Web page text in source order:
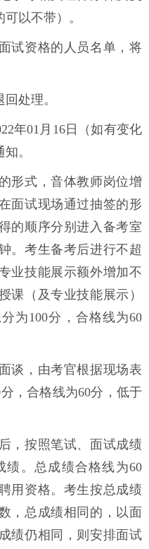
以不带）。
资格的人员名单，将
处理。
01月16日（如有变化
。
式，音体教师岗位增
面试现场通过抽签的形
的顺序分别进入备考室
。考生备考后进行不超
业技能展示额外增加不
课（及专业技能展示）
为100分，合格线为60
，由考官根据现场表
，合格线为60分，低于
按照笔试、面试成绩
绩。总成绩合格线为60
用资格。考生按总成绩
，总成绩相同的，以面
绩仍相同，则安排面试